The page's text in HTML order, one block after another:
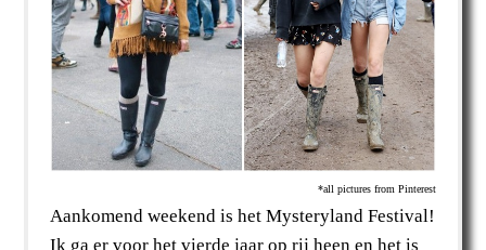
*all pictures from Pinterest
Aankomend weekend is het Mysteryland Festival!
Ik ga er voor het vierde jaar op rij heen en het is